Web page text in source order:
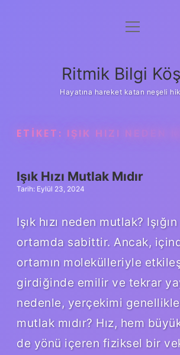
Anasayfa
Yasal Uyarı
menüyü
Ritmik Bilgi
Hayatına hareket katan neşeli
ETIKET: IŞIK HIZI NEDEN
Işık Hızı Mutlak Mıdır
Tarih: Eylül 23, 2024
Işık hızı neden mutlak? Işığın
ortamda sabittir. Ancak,
ortamın molekülleriyle
girdiğinde emilir ve tekrar
nedenle, yerçekimi genellikle
mutlak mıdır? Hız, hem
de yönü içeren fiziksel bir